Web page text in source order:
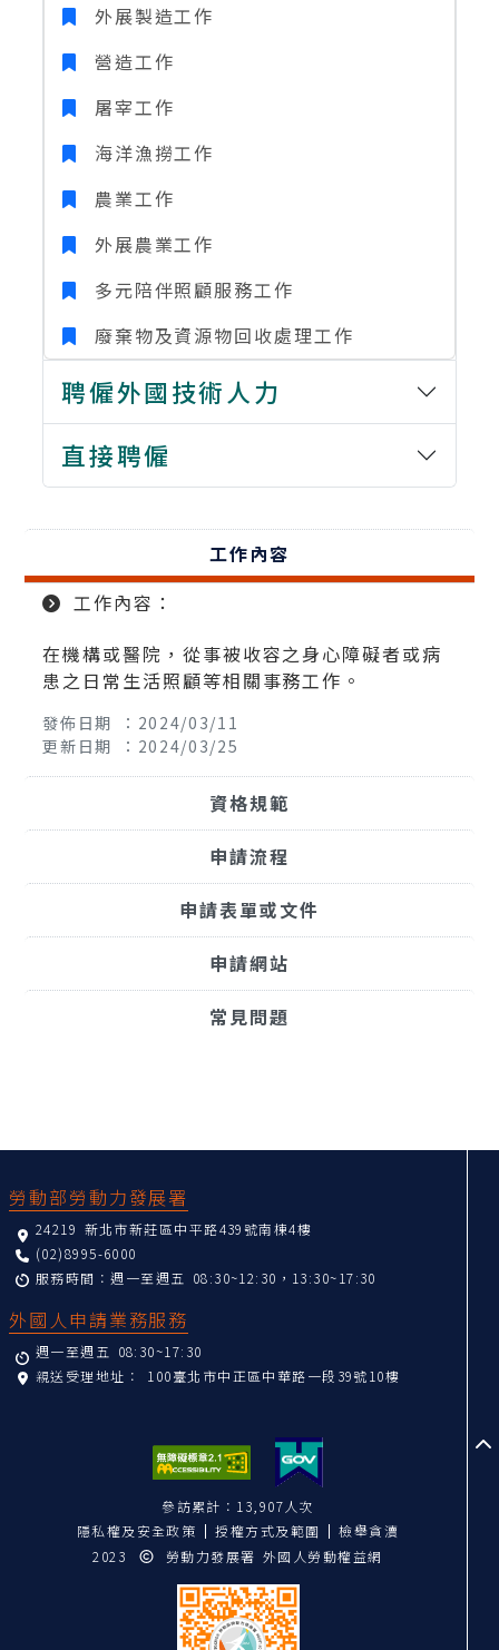
外展製造工作
營造工作
屠宰工作
海洋漁撈工作
農業工作
外展農業工作
多元陪伴照顧服務工作
廢棄物及資源物回收處理工作
聘僱外國技術人力
直接聘僱
工作內容
工作內容：
在機構或醫院，從事被收容之身心障礙者或病
患之日常生活照顧等相關事務工作。
發佈日期 ：2024/03/11
更新日期 ：2024/03/25
資格規範
申請流程
申請表單或文件
申請網站
常見問題
勞動部勞動力發展署
24219 新北市新莊區中平路439號南棟4樓
(02)8995-6000
服務時間：週一至週五 08:30~12:30，13:30~17:30
外國人申請業務服務
週一至週五 08:30~17:30
親送受理地址： 100臺北市中正區中華路一段39號10樓
參訪累計：13,907人次
隱私權及安全政策
授權方式及範圍
檢舉貪瀆
2023
勞動力發展署 外國人勞動權益網
至